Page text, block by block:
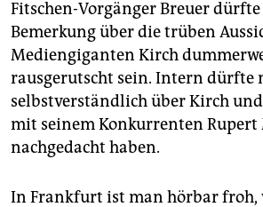
Fitschen-Vorgänger Breuer dürfte
Bemerkung über die trüben
Mediengiganten Kirch
rausgerutscht sein. Intern dürfte
selbstverständlich über Kirch
mit seinem Konkurrenten
nachgedacht haben.
In Frankfurt ist man hörbar froh,